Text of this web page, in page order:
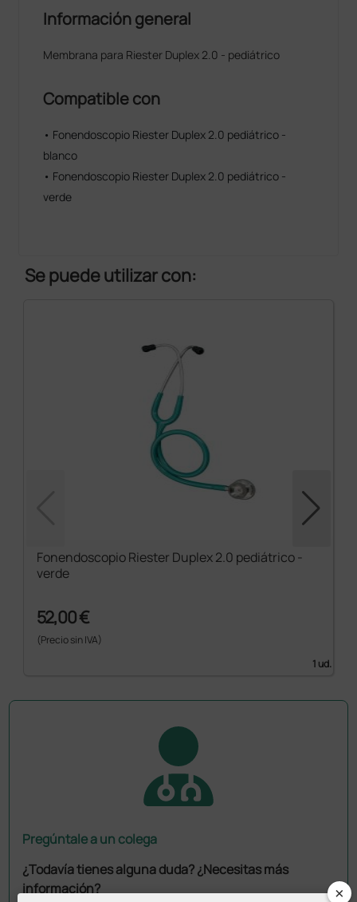
Información general
Membrana para Riester Duplex 2.0 - pediátrico
Compatible con
• Fonendoscopio Riester Duplex 2.0 pediátrico -
blanco
• Fonendoscopio Riester Duplex 2.0 pediátrico -
verde
Se puede utilizar con:
Fonendoscopio Riester Duplex 2.0 pediátrico -
verde
52,00 €
(Precio sin IVA)
1 ud.
Pregúntale a un colega
¿Todavía tienes alguna duda? ¿Necesitas más
información?
×